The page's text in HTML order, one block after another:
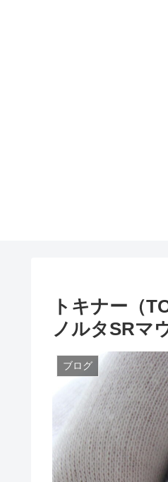
トキナー（
ノルタSRマ
ブログ